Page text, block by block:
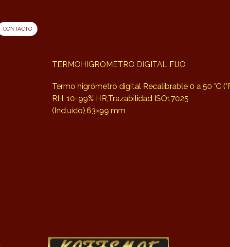
CONTACTO
TERMOHIGROMETRO DIGITAL FIJO
Termo higrómetro digital Recalibrable 0 a 50 °C
RH, 10-99% HR,Trazabilidad ISO17025
(Incluido),63×99 mm